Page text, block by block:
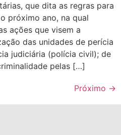
que dita as regras para
próximo ano, na qual
ações que visem a
das unidades de perícia
judiciária (polícia civil); de
pelas […]
Próximo →